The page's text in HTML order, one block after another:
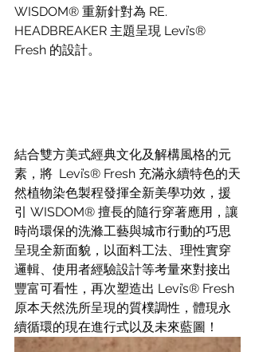
WISDOM® 重新針對為 RE.
HEADBREAKER 主題呈現 Levi’s®
Fresh 的設計。
結合雙方美式經典文化及解構風格的元
素，將  Levi’s® Fresh 充滿永續特色的天
然植物染色製程發揮全新美學功效，援
引 WISDOM® 擅長的隨行穿著應用，讓
時尚環保的洗滌工藝與城市行動的巧思
呈現全新面貌，以面料工法、理性實穿
邏輯、使用者經驗設計等考量來對接出
豐富可看性，再次塑造出 Levi’s® Fresh
原本天然洗所呈現的質樸調性，體現永
續循環的現在進行式以及未來藍圖！